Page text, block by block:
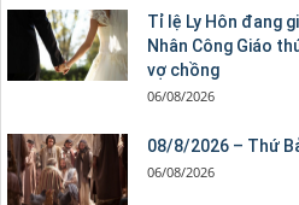
Tỉ lệ Ly Hôn đang
Nhân Công Giáo
vợ chồng
06/08/2026
08/8/2026 – Thứ
06/08/2026